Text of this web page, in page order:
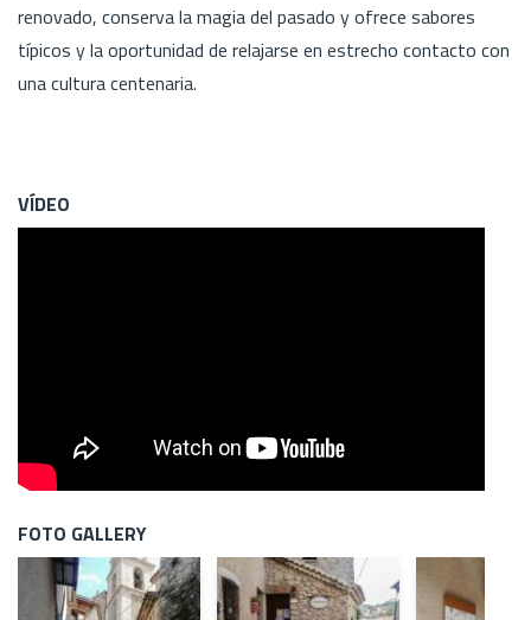
renovado, conserva la magia del pasado y ofrece sabores
típicos y la oportunidad de relajarse en estrecho contacto con
una cultura centenaria.
VÍDEO
FOTO GALLERY